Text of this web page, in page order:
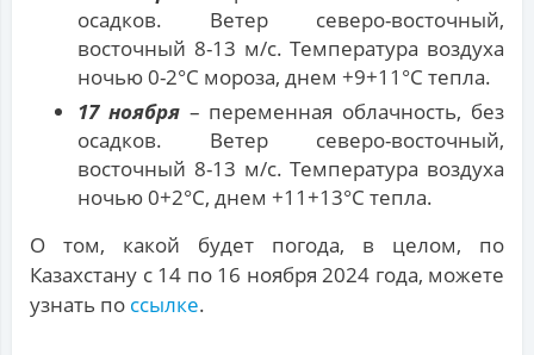
осадков. Ветер северо-восточный,
восточный 8-13 м/с. Температура воздуха
ночью 0-2°С мороза, днем +9+11°С тепла.
17 ноября– переменная облачность, без
осадков. Ветер северо-восточный,
восточный 8-13 м/с. Температура воздуха
ночью 0+2°С, днем +11+13°С тепла.
О том, какой будет погода, в целом, по
Казахстану с 14 по 16 ноября 2024 года, можете
узнать по ссылке.